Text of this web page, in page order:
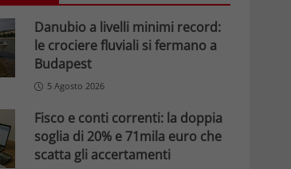
Danubio a livelli minimi record:
le crociere fluviali si fermano a
Budapest
5 Agosto 2026
Fisco e conti correnti: la doppia
soglia di 20% e 71mila euro che
scatta gli accertamenti